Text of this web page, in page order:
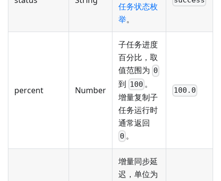
任务状态枚
举。
percent Number
子任务进度
百分比，取
值范围为 0
到 100 。
增量复制子
任务运行时
通常返回
0 。
100.0
增量同步延
迟，单位为